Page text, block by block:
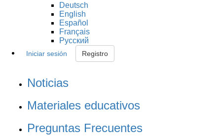
Deutsch
English
Español
Français
Русский
Iniciar sesión Registro
Noticias
Materiales educativos
Preguntas Frecuentes